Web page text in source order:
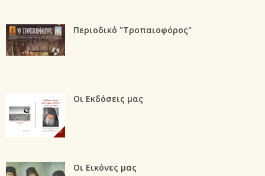
Περιοδικό "Τροπαιοφόρος"
Οι Εκδόσεις μας
Οι Εικόνες μας